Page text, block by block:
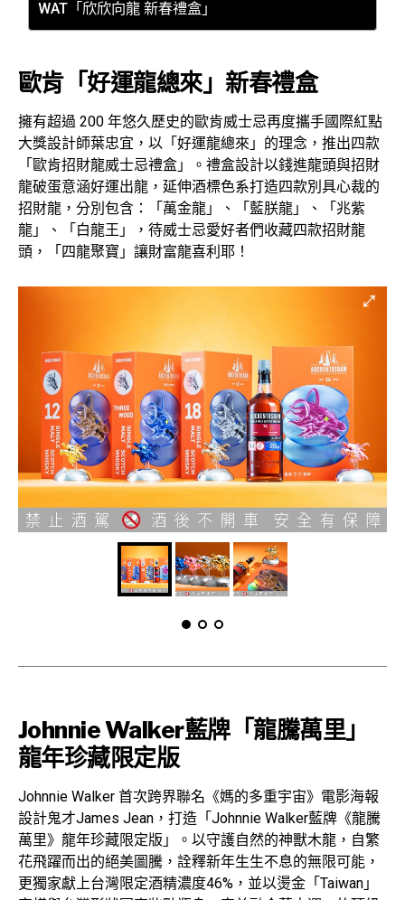
WAT「欣欣向龍 新春禮盒」
歐肯「好運龍總來」新春禮盒
擁有超過 200 年悠久歷史的歐肯威士忌再度攜手國際紅點
大獎設計師葉忠宜，以「好運龍總來」的理念，推出四款
「歐肯招財龍威士忌禮盒」。禮盒設計以錢進龍頭與招財
龍破蛋意涵好運出龍，延伸酒標色系打造四款別具心裁的
招財龍，分別包含：「萬金龍」、「藍朕龍」、「兆紫
龍」、「白龍王」，待威士忌愛好者們收藏四款招財龍
頭，「四龍聚寶」讓財富龍喜利耶！
Johnnie Walker藍牌「龍騰萬里」
龍年珍藏限定版
Johnnie Walker 首次跨界聯名《媽的多重宇宙》電影海報
設計鬼才James Jean，打造「Johnnie Walker藍牌《龍騰
萬里》龍年珍藏限定版」。以守護自然的神獸木龍，自繁
花飛躍而出的絕美圖騰，詮釋新年生生不息的無限可能，
更獨家獻上台灣限定酒精濃度46%，並以燙金「Taiwan」